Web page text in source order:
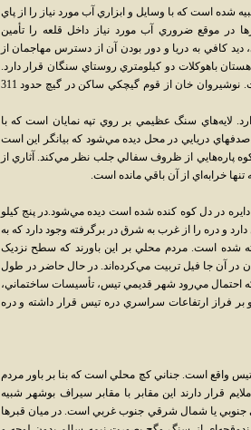
شده است که با وسايل و ابزاري آب مورد نياز را از پاي
در موقع ضروري آب مورد نياز داخل قلعه را تأمين
کافي به دريا و دور بودن آن از دسترس مهاجمان از
باهوکلات دو کيلومتري روستاي سنگان قرار دارد.
قدمت آن 300 سال است. اين قلعه بر فراز کوهي قرار گرفته است. نوشيروان خان از قوم گيچکي ساکن در گيچ حدود 311
لايه‌هاي سنگ عظيمي بر روي تپه نمايان است که با
دريايي در محل ديده مي‌شود که بيانگر اين است
پاره‌هايي از ظروف سفالي جلب نظر مي‌کند. آثاري از
خرابه‌اي از آن باقي مانده است.
در دل کوه کنده شده است ديده مي‌شود.در پنج کيلو
و دره را از غرب به شرق در برگرفته وجود دارد که به
شده است. مردم محلي بر اين باورند که سطح نزديک
در آن جا فيل تربيت مي‌کرده‌اند. در حال حاضر در طول
که احتمال مي‌رود شهر قديمي تيس، تأسيسات ساختماني،
فراز ارتفاعات سراسري دره تيس قرار داشته و دره
واقع است. جناني کچ محلي است که بنا بر باور مردم
قرار دارند اين مقابر با مقابر سيراف بوشهر شبيه
جنوبي يا شمال شرقي جنوب غربي است. در ميان قبر‌ها